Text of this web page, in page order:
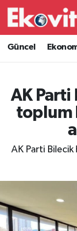
Güncel
AK Parti
toplum
AK Parti Bilecik
Güncel
Ekonomi
Borsa
İş Dünyası
Magazin
Hava
Trafik
Süper Lig
Tüm
Son Dakika